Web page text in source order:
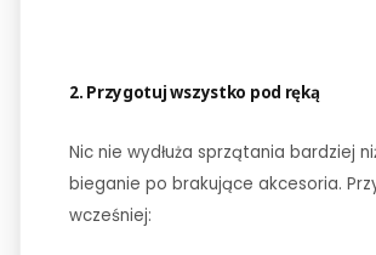
2. Przygotuj wszystko pod ręką
Nic nie wydłuża sprzątania bardziej
bieganie po brakujące akcesoria.
wcześniej: